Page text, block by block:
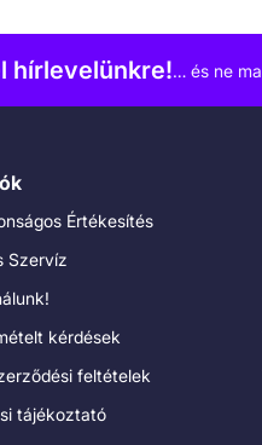
hírlevelünkre!… és ne
Értékesítés
Szervíz
kérdések
feltételek
tájékoztató